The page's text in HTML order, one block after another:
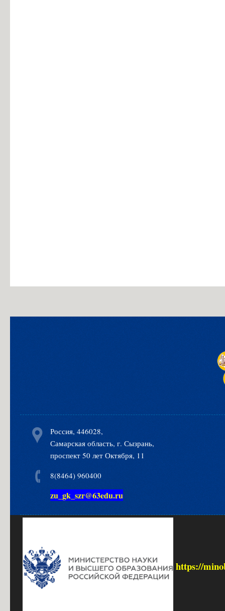
Россия, 446028,
Самарская область, г. Сызрань,
проспект 50 лет Октября, 11
8(8464) 960400
zu_gk_szr@63edu.ru
https://